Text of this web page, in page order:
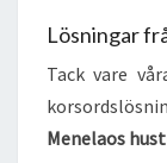
Lösningar
Tack vare
Menelaos